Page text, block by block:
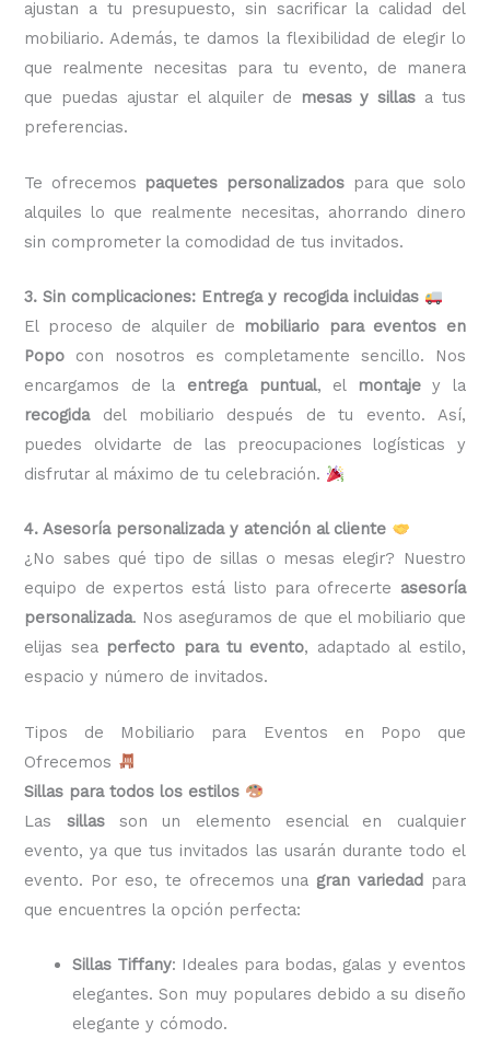
ajustan a tu presupuesto, sin sacrificar la calidad del
mobiliario. Además, te damos la flexibilidad de elegir lo
que realmente necesitas para tu evento, de manera
que puedas ajustar el alquiler de
mesas y sillas a tus
preferencias.
Te ofrecemos paquetes personalizados para que solo
alquiles lo que realmente necesitas, ahorrando dinero
sin comprometer la comodidad de tus invitados.
3. Sin complicaciones: Entrega y recogida incluidas
El proceso de alquiler de mobiliario para eventos en
Popo con nosotros es completamente sencillo. Nos
encargamos de la entrega puntual, el montajey la
recogidadel mobiliario después de tu evento. Así,
puedes olvidarte de las preocupaciones logísticas y
disfrutar al máximo de tu celebración.
4. Asesoría personalizada y atención al cliente
¿No sabes qué tipo de sillas o mesas elegir? Nuestro
equipo de expertos está listo para ofrecerte asesoría
personalizada. Nos aseguramos de que el mobiliario que
elijas sea perfecto para tu evento, adaptado al estilo,
espacio y número de invitados.
Tipos de Mobiliario para Eventos en Popo que
Ofrecemos
Sillas para todos los estilos
Las sillasson un elemento esencial en cualquier
evento, ya que tus invitados las usarán durante todo el
evento. Por eso, te ofrecemos una gran variedadpara
que encuentres la opción perfecta:
Sillas Tiffany: Ideales para bodas, galas y eventos
elegantes. Son muy populares debido a su diseño
elegante y cómodo.